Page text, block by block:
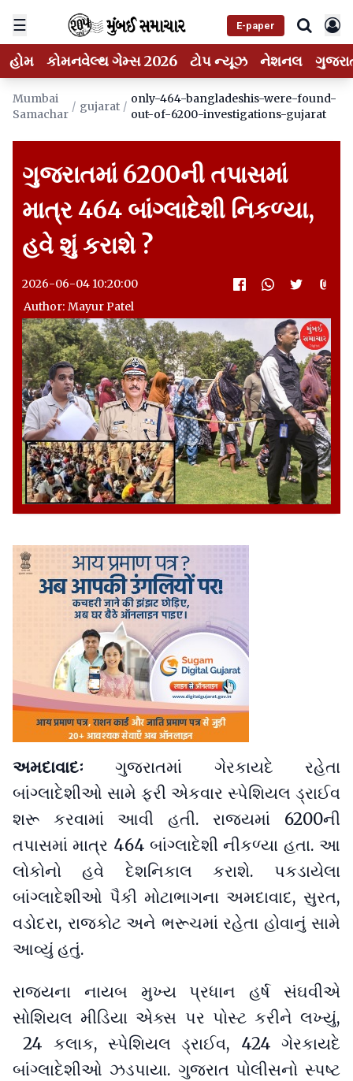
☰ E-paper
હોમ કોમનવેલ્થ ગેમ્સ 2026 ટોપ ન્યૂઝ નેશનલ
Mumbai
Samachar
/ gujarat /
only-464-bangladeshis-were-found-
out-of-6200-investigations-gujarat
ગુજરાતમાં 6200ની તપાસમાં
માત્ર 464 બાંગ્લાદેશી નિકળ્યા,
હવે શું કરાશે ?
2026-06-04 10:20:00
Author: Mayur Patel
અમદાવાદઃગુજરાતમાં ગેરકાયદે રહેતા
બાંગ્લાદેશીઓ સામે ફરી એકવાર સ્પેશિયલ ડ્રાઈવ
શરૂ કરવામાં આવી હતી. રાજ્યમાં 6200ની
તપાસમાં માત્ર 464 બાંગ્લાદેશી નીકળ્યા હતા. આ
લોકોનો હવે દેશનિકાલ કરાશે. પકડાયેલા
બાંગ્લાદેશીઓ પૈકી મોટાભાગના અમદાવાદ, સુરત,
વડોદરા, રાજકોટ અને ભરૂચમાં રહેતા હોવાનું સામે
આવ્યું હતું.
રાજ્યના નાયબ મુખ્ય પ્રધાન હર્ષ સંઘવીએ
સોશિયલ મીડિયા એક્સ પર પોસ્ટ કરીને લખ્યું,
24 કલાક, સ્પેશિયલ ડ્રાઈવ, 424 ગેરકાયદે
બાંગ્લાદેશીઓ ઝડપાયા. ગુજરાત પોલીસનો સ્પષ્ટ